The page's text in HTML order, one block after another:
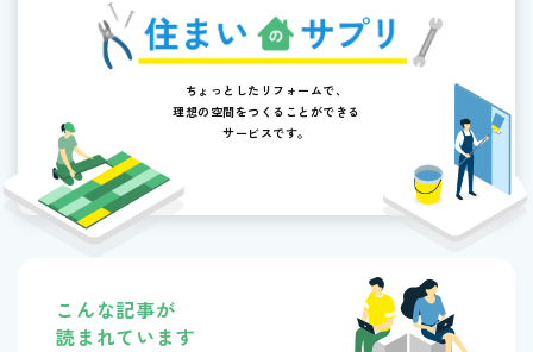
ちょっとしたリフォームで、
理想の空間をつくることができる
サービスです。
こんな記事が
読まれています